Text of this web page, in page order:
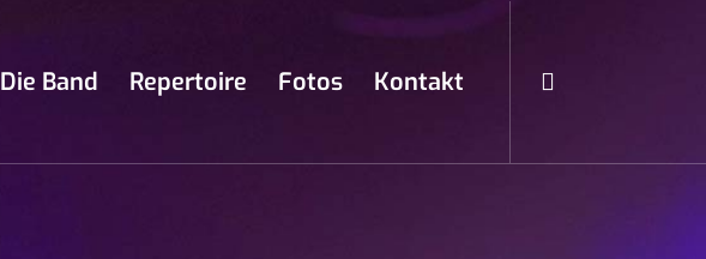
Die Band Repertoire Fotos Kontakt